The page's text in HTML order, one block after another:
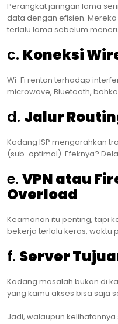
Perangkat jaringan lama
data dengan efisien.
terlalu lama sebelum
c. Koneksi
Wi-Fi rentan terhadap
microwave, Bluetooth,
d. Jalur
Kadang ISP mengarahkan
(sub-optimal). Efeknya?
e. VPN atau
Overload
Keamanan itu penting, tapi
bekerja terlalu keras, waktu
f. Server
Kadang masalah bukan di
yang kamu akses bisa saja
Jadi, walaupun